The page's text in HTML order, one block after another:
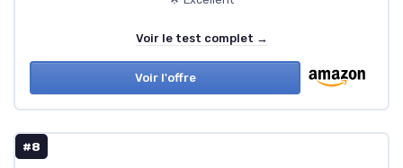
Voir le test complet →
Voir l'offre
#8